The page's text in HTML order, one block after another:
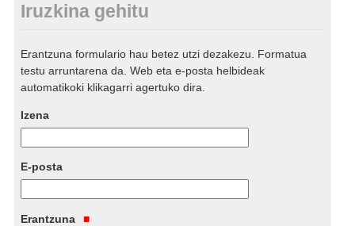
Iruzkina gehitu
Erantzuna formulario hau betez utzi dezakezu. Formatua
testu arruntarena da. Web eta e-posta helbideak
automatikoki klikagarri agertuko dira.
Izena
E-posta
Erantzuna